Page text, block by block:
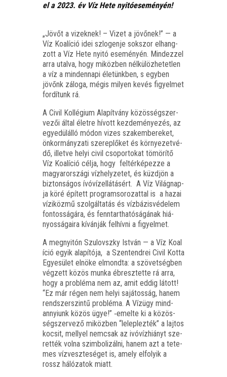
el a 2023. év Víz Hete nyitóeseményén!
„Jövőt a vizek­nek! – Vizet a jövő­nek!” — a
Víz Koa­lí­ció idei szlo­gen­je sok­szor elhang­
zott a Víz Hete nyi­tó ese­mé­nyén. Mind­ez­zel
arra utal­va, hogy miköz­ben nél­kü­löz­he­tet­len
a víz a min­den­na­pi éle­tünk­ben, s egy­ben
jövőnk zálo­ga, még­is milyen kevés figyel­met
for­dí­tunk rá.
A Civil Kol­lé­gi­um Ala­pít­vány közös­ség­szer­
ve­zői által élet­re hívott kez­de­mé­nye­zés, az
egye­dül­ál­ló módon vizes szak­em­be­re­ket,
önkor­mány­za­ti sze­rep­lő­ket és kör­nye­zet­vé­
dő, illet­ve helyi civil cso­por­to­kat tömö­rí­tő
Víz Koa­lí­ció cél­ja, hogy fel­tér­ké­pez­ze a
magyar­or­szá­gi víz­hely­ze­tet, és küzd­jön a
biz­ton­sá­gos ívó­víz­el­lá­tá­sért. A Víz Világ­nap­
ja köré épí­tett prog­ram­so­ro­zat­tal is a hazai
vízi­köz­mű szol­gál­ta­tás és víz­bá­zis­vé­de­lem
fon­tos­sá­gá­ra, és fenn­tart­ha­tó­sá­gá­nak hiá­
nyos­sá­ga­i­ra kíván­ják fel­hív­ni a figyelmet.
A meg­nyi­tón Szu­lovsz­ky Ist­ván — a Víz Koa­l
í­ció egyik ala­pí­tó­ja, a Szent­end­rei Civil Kot­ta
Egye­sü­let elnö­ke elmond­ta: a szö­vet­ség­ben
vég­zett közös mun­ka ébresz­tet­te rá arra,
hogy a prob­lé­ma nem az, amit eddig látott!
“Ez már régen nem helyi sajá­tos­ság, hanem
rend­szer­szin­tű prob­lé­ma. A Víz­ügy mind­
annyi­unk közös ügye!” ‑emel­te ki a közös­
ség­szer­ve­ző miköz­ben “lelep­lez­ték” a laj­tos
kocsit, mellyel nem­csak az ivó­víz­hi­ányt sze­
ret­ték vol­na szim­bo­li­zál­ni, hanem azt a tete­
mes víz­vesz­te­sé­get is, amely elfo­lyik a
rossz háló­za­tok miatt.